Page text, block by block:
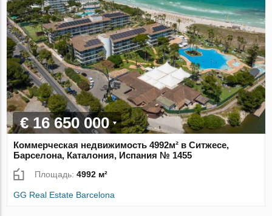
€ 16 650 000
Коммерческая недвижимость 4992м² в Ситжесе,
Барселона, Каталония, Испания № 1455
Площадь:4992 м²
GG Real Estate Barcelona